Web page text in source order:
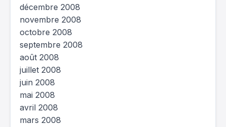
décembre 2008
novembre 2008
octobre 2008
septembre 2008
août 2008
juillet 2008
juin 2008
mai 2008
avril 2008
mars 2008